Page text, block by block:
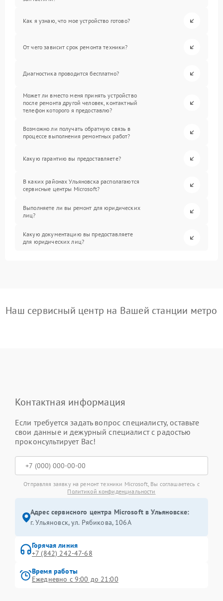
Как я узнаю, что мое устройство готово?
От чего зависит срок ремонта техники?
Диагностика проводится бесплатно?
Может ли вместо меня принять устройство
после ремонта другой человек, контактный
телефон которого я предоставлю?
Возможно ли получать обратную связь в
процессе выполнения ремонтных работ?
Какую гарантию вы предоставляете?
В каких районах Ульяновска располагаются
сервисные центры Microsoft?
Выполняете ли вы ремонт для юридических
лиц?
Какую документацию вы предоставляете
для юридических лиц?
Наш сервисный центр на Вашей станции метро
Контактная информация
Если требуется задать вопрос специалисту, оставьте
свои данные и дежурный специалист с радостью
проконсультирует Вас!
Отправляя заявку на ремонт техники Microsoft, Вы соглашаетесь с
Политикой конфиденциальности
Адрес сервисного центра Microsoft в Ульяновске:
г. Ульяновск, ул. Рябикова, 106А
Горячая линия
+7 (842) 242-47-68
Время работы
Ежедневно с 9:00 до 21:00